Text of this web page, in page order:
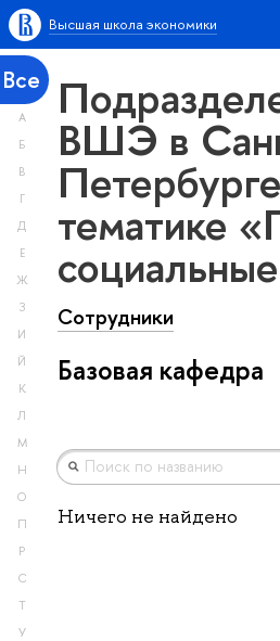
Высшая школа экономики
Все
А
Б
В
Г
Д
Е
Ж
З
И
Й
К
Л
М
Н
О
П
Р
С
Т
У
ВШЭ в
тематике
Сотрудники
Базовая кафедра
Ничего не найдено